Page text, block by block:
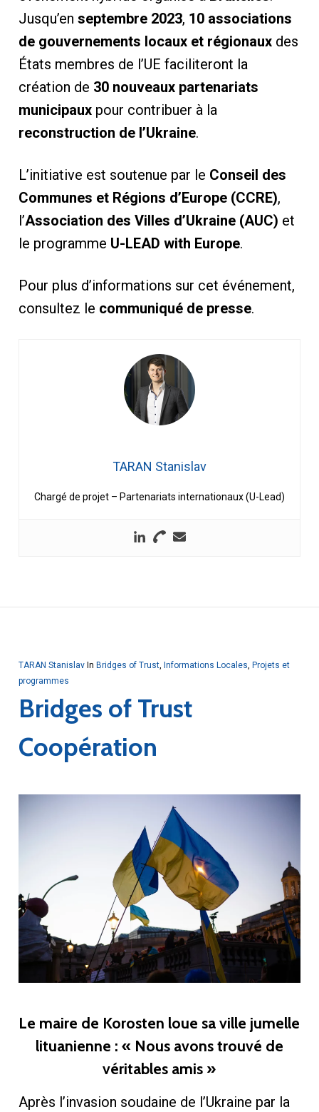
Jusqu’en septembre 2023, 10 associations
de gouvernements locaux et régionauxdes
États membres de l’UE faciliteront la
création de 30 nouveaux partenariats
municipauxpour contribuer à la
reconstruction de l’Ukraine.
L’initiative est soutenue par le Conseil des
Communes et Régions d’Europe (CCRE),
l’Association des Villes d’Ukraine (AUC) et
le programme U-LEAD with Europe.
Pour plus d’informations sur cet événement,
consultez le communiqué de presse.
TARAN Stanislav
Chargé de projet – Partenariats internationaux (U-Lead)
TARAN Stanislav In Bridges of Trust, Informations Locales, Projets et
programmes
Bridges of Trust
Coopération
Le maire de Korosten loue sa ville jumelle
lituanienne : « Nous avons trouvé de
véritables amis »
Après l’invasion soudaine de l’Ukraine par la